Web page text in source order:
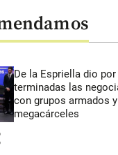
De la Espriella dio por
terminadas las
con grupos armados
megacárceles